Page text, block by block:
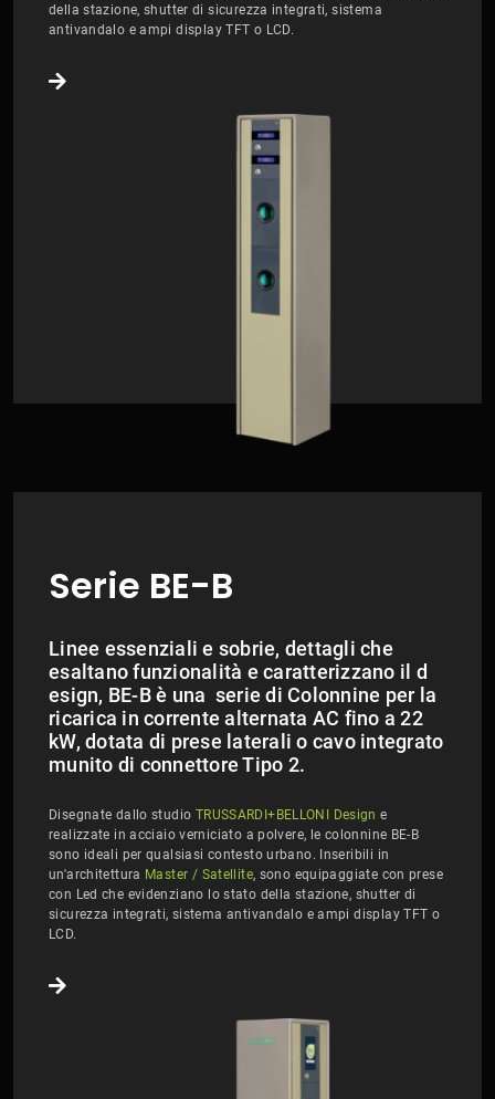
della stazione, shutter di sicurezza integrati, sistema
antivandalo e ampi display TFT o LCD.
Serie BE-B
Linee essenziali e sobrie, dettagli che
esaltano funzionalità e caratterizzano il d​​​​​​
esign, BE-B è una serie di Colonnine per la
ricarica in corrente alternata AC fino a 22
kW, dotata di prese laterali o cavo integrato
munito di connettore Tipo 2.
Disegnate dallo studio TRUSSARDI+BELLONI Design e
realizzate in acciaio verniciato a polvere, le colonnine BE-B
sono ideali per qualsiasi contesto urbano. Inseribili in
un'architettura Master / Satellite, sono equipaggiate con prese
con Led che evidenziano lo stato della stazione, shutter di
sicurezza integrati, sistema antivandalo e ampi display TFT o
LCD.